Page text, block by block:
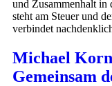
und Zusammenhalt in
steht am Steuer und
verbindet
Michael
Gemeinsam